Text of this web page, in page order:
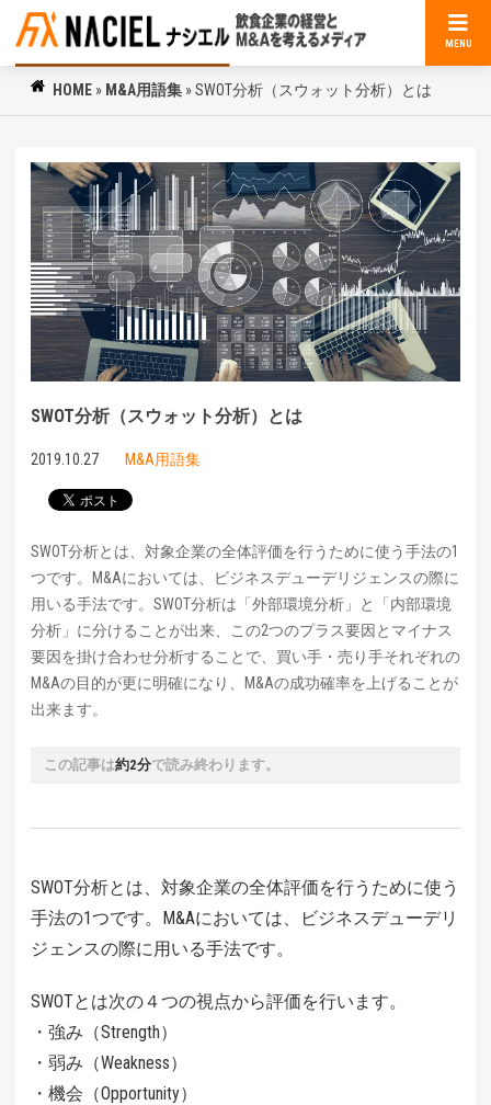
MENU
HOME » M&A用語集 »SWOT分析（スウォット分析）とは
SWOT分析（スウォット分析）とは
2019.10.27 M&A用語集
SWOT分析とは、対象企業の全体評価を行うために使う手法の1
つです。M&Aにおいては、ビジネスデューデリジェンスの際に
用いる手法です。SWOT分析は「外部環境分析」と「内部環境
分析」に分けることが出来、この2つのプラス要因とマイナス
要因を掛け合わせ分析することで、買い手・売り手それぞれの
M&Aの目的が更に明確になり、M&Aの成功確率を上げることが
出来ます。
この記事は約2分で読み終わります。
SWOT分析とは、対象企業の全体評価を行うために使う
手法の1つです。M&Aにおいては、ビジネスデューデリ
ジェンスの際に用いる手法です。
SWOTとは次の４つの視点から評価を行います。
・強み（Strength）
・弱み（Weakness）
・機会（Opportunity）